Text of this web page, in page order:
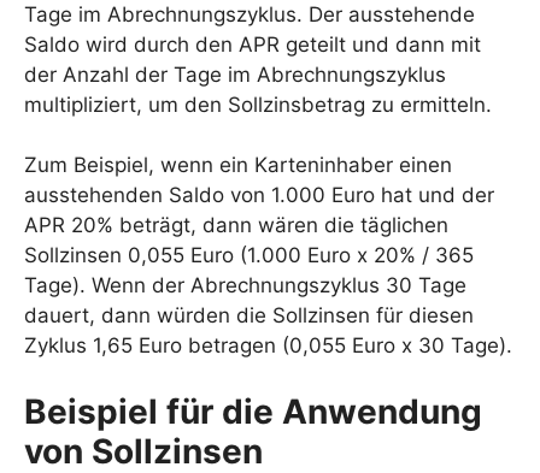
Tage im Abrechnungszyklus. Der ausstehende
Saldo wird durch den APR geteilt und dann mit
der Anzahl der Tage im Abrechnungszyklus
multipliziert, um den Sollzinsbetrag zu ermitteln.
Zum Beispiel, wenn ein Karteninhaber einen
ausstehenden Saldo von 1.000 Euro hat und der
APR 20% beträgt, dann wären die täglichen
Sollzinsen 0,055 Euro (1.000 Euro x 20% / 365
Tage). Wenn der Abrechnungszyklus 30 Tage
dauert, dann würden die Sollzinsen für diesen
Zyklus 1,65 Euro betragen (0,055 Euro x 30 Tage).
Beispiel für die Anwendung
von Sollzinsen